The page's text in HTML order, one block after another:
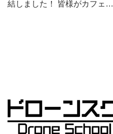
結しました！ 皆様がカフェ…